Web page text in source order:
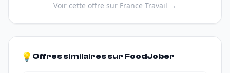
Voir cette offre sur France Travail →
💡 Offres similaires sur FoodJober